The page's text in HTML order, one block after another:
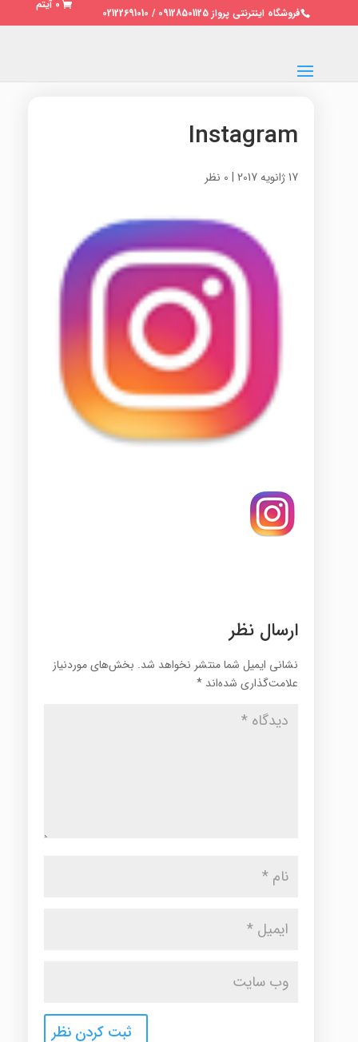
فروشگاه اینترنتی پرواز 09128501125 / 02122691010
0 آیتم
Instagram
17 ژانویه 2017 | 0 نظر
ارسال نظر
نشانی ایمیل شما منتشر نخواهد شد. بخش‌های موردنیاز
علامت‌گذاری شده‌اند *